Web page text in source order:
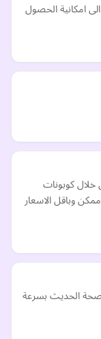
الى امكانية الحصول
كوبونات
وباقل الاسعار
الحديث بسرعة